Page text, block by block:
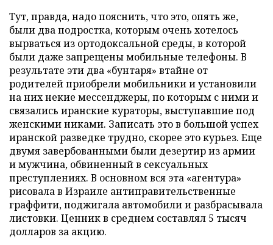
Тут, правда, надо пояснить, что это, опять же,
были два подростка, которым очень хотелось
вырваться из ортодоксальной среды, в которой
были даже запрещены мобильные телефоны. В
результате эти два «бунтаря» втайне от
родителей приобрели мобильники и установили
на них некие мессенджеры, по которым с ними и
связались иранские кураторы, выступавшие под
женскими никами. Записать это в большой успех
иранской разведке трудно, скорее это курьез. Еще
двумя завербованными были дезертир из армии
и мужчина, обвиненный в сексуальных
преступлениях. В основном вся эта «агентура»
рисовала в Израиле антиправительственные
граффити, поджигала автомобили и разбрасывала
листовки. Ценник в среднем составлял 5 тысяч
долларов за акцию.